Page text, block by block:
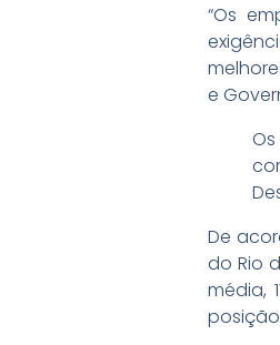
“Os
e
De
do Rio
média,
posição